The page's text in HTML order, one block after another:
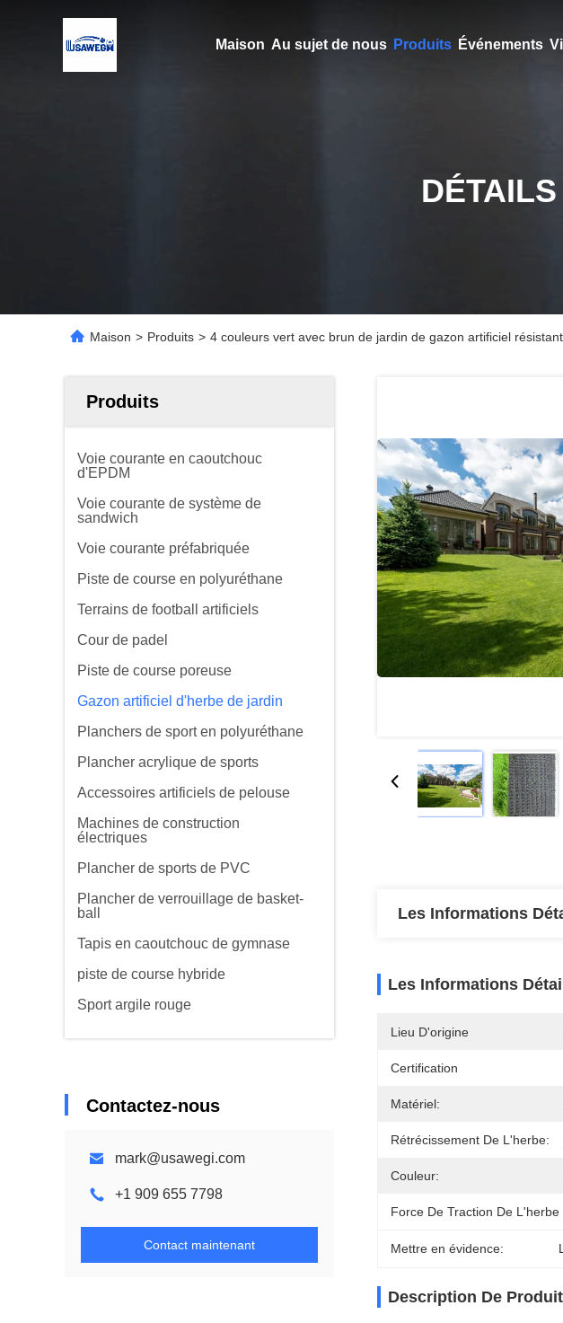
Maison Au sujet de nous Produits Événements
Maison > Produits > 4 couleurs vert avec brun de jardin de gazon artificiel
Produits
Voie courante en caoutchouc
d'EPDM
Voie courante de système de
sandwich
Voie courante préfabriquée
Piste de course en polyuréthane
Terrains de football artificiels
Cour de padel
Piste de course poreuse
Gazon artificiel d'herbe de jardin
Planchers de sport en polyuréthane
Plancher acrylique de sports
Accessoires artificiels de pelouse
Machines de construction
électriques
Plancher de sports de PVC
Plancher de verrouillage de basket-
ball
Tapis en caoutchouc de gymnase
piste de course hybride
Sport argile rouge
Contactez-nous
mark@usawegi.com
+1 909 655 7798
Contact maintenant
Les Informations
Les Informations
Lieu D'origine
Certification
Matériel:
Rétrécissement De L'herbe:
Couleur:
Force De Traction De L'herbe
Mettre en évidence:
Description De Produit